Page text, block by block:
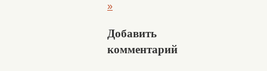
»
Добавить
комментарий